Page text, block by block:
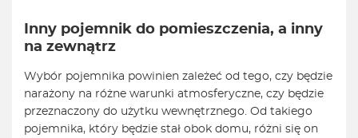
Inny pojemnik do pomieszczenia, a inny
na zewnątrz
Wybór pojemnika powinien zależeć od tego, czy będzie
narażony na różne warunki atmosferyczne, czy będzie
przeznaczony do użytku wewnętrznego. Od takiego
pojemnika, który będzie stał obok domu, różni się on